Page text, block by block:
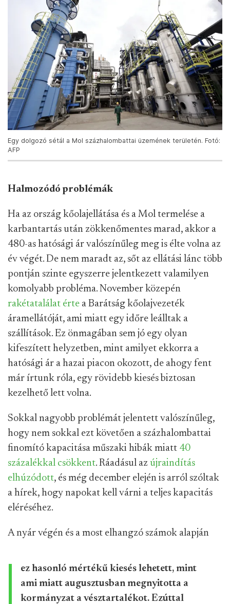
Egy dolgozó sétál a Mol százhalombattai üzemének területén. Fotó:
AFP
Halmozódó problémák
Ha az ország kőolajellátása és a Mol termelése a
karbantartás után zökkenőmentes marad, akkor a
480-as hatósági ár valószínűleg meg is élte volna az
év végét. De nem maradt az, sőt az ellátási lánc több
pontján szinte egyszerre jelentkezett valamilyen
komolyabb probléma. November közepén
rakétatalálat érte a Barátság kőolajvezeték
áramellátóját, ami miatt egy időre leálltak a
szállítások. Ez önmagában sem jó egy olyan
kifeszített helyzetben, mint amilyet ekkorra a
hatósági ár a hazai piacon okozott, de ahogy fent
már írtunk róla, egy rövidebb kiesés biztosan
kezelhető lett volna.
Sokkal nagyobb problémát jelentett valószínűleg,
hogy nem sokkal ezt követően a százhalombattai
finomító kapacitása műszaki hibák miatt 40
százalékkal csökkent. Ráadásul az újraindítás
elhúzódott, és még december elején is arról szóltak
a hírek, hogy napokat kell várni a teljes kapacitás
eléréséhez.
A nyár végén és a most elhangzó számok alapján
ez hasonló mértékű kiesés lehetett, mint
ami miatt augusztusban megnyitotta a
kormányzat a vésztartalékot. Ezúttal